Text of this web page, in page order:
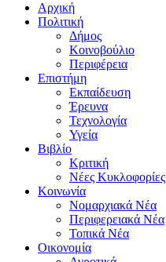
Αρχική
Πολιτική
Δήμος
Κοινοβούλιο
Περιφέρεια
Επιστήμη
Εκπαίδευση
Έρευνα
Τεχνολογία
Υγεία
Βιβλίο
Κριτική
Νέες Κυκλοφορίες
Κοινωνία
Νομαρχιακά Νέα
Περιφερειακά Νέα
Τοπικά Νέα
Οικονομία